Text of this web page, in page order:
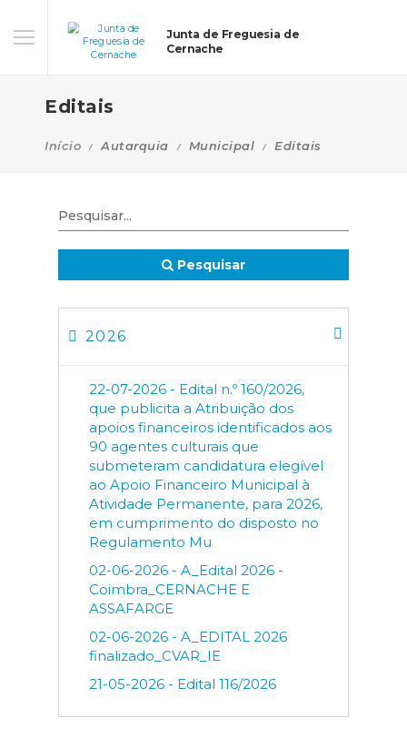
Junta de Freguesia de
Cernache
Editais
Início Autarquia Municipal Editais
Pesquisar
2026
22-07-2026 - Edital n.º 160/2026,
que publicita a Atribuição dos
apoios financeiros identificados aos
90 agentes culturais que
submeteram candidatura elegível
ao Apoio Financeiro Municipal à
Atividade Permanente, para 2026,
em cumprimento do disposto no
Regulamento Mu
02-06-2026 - A_Edital 2026 -
Coimbra_CERNACHE E
ASSAFARGE
02-06-2026 - A_EDITAL 2026
finalizado_CVAR_IE
21-05-2026 - Edital 116/2026